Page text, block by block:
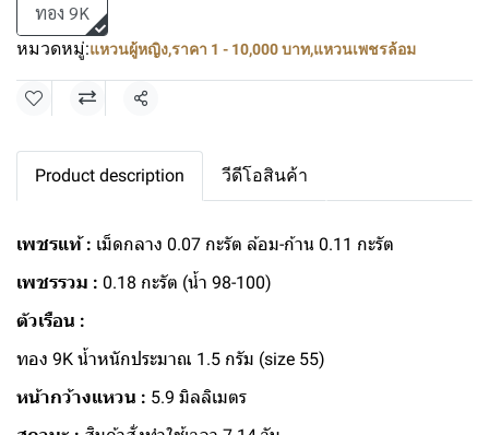
ทอง 9K
หมวดหมู่:แหวนผู้หญิง,ราคา 1 - 10,000 บาท,แหวนเพชรล้อม
แชร์
Product description วีดีโอสินค้า
เพชรแท้ : เม็ดกลาง 0.07 กะรัต ล้อม-ก้าน 0.11 กะรัต
เพชรรวม : 0.18 กะรัต (น้ำ 98-100)
ตัวเรือน :
ทอง 9K น้ำหนักประมาณ 1.5 กรัม (size 55)
หน้ากว้างแหวน : 5.9 มิลลิเมตร